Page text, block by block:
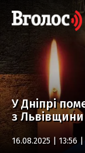
У Дніпрі
з Львівщини
16.08.2025 | 13:56 |